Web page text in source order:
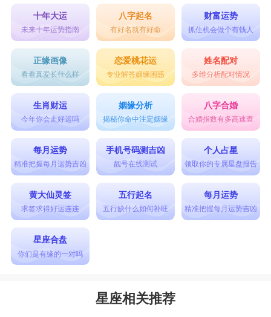
十年大运
未来十年运势指南
八字起名
有好名就有好命
财富运势
抓住机会做个有钱人
正缘画像
看看真爱长什么样
恋爱桃花运
专业解答姻缘困惑
姓名配对
多维分析配对情况
生肖财运
今年你会走好运吗
姻缘分析
揭秘你命中注定姻缘
八字合婚
合婚指数有多高速查
每月运势
精准把握每月运势吉凶
手机号码测吉凶
靓号在线测试
个人占星
领取你的专属星盘报告
黄大仙灵签
求签求得好运连连
五行起名
五行缺什么如何补旺
每月运势
精准把握每月运势吉凶
星座合盘
你们是有缘的一对吗
星座相关推荐